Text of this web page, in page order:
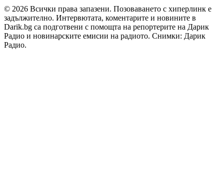
© 2026 Всички права запазени. Позоваването с хиперлинк е
задължително. Интервютата, коментарите и новините в
Darik.bg са подготвени с помощта на репортерите на Дарик
Радио и новинарските емисии на радиото. Снимки: Дарик
Радио.